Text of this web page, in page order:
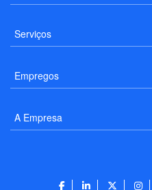
Serviços
Empregos
A Empresa